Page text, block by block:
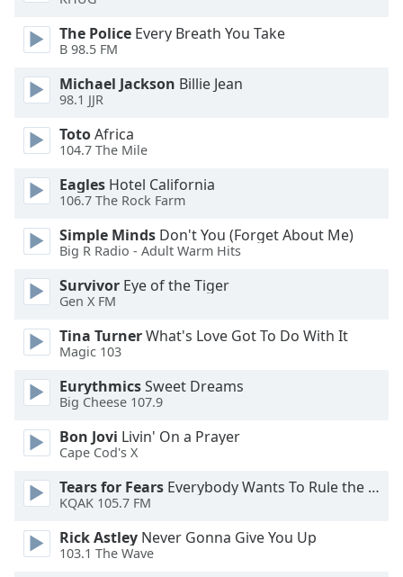
dialog
Escape
close
window.
Color
Background
Color
Opacity
Caption
Area
Background
The Police Every Breath You Take
B 98.5 FM
Michael Jackson Billie Jean
98.1 JJR
TotoAfrica
104.7 The Mile
Eagles Hotel California
106.7 The Rock Farm
Simple Minds Don't You (Forget About Me)
Big R Radio - Adult Warm Hits
Survivor Eye of the Tiger
Gen X FM
Tina TurnerWhat's Love Got To Do With It
Magic 103
EurythmicsSweet Dreams
Big Cheese 107.9
Bon Jovi Livin' On a Prayer
Cape Cod's X
Tears for Fears Everybody Wants To Rule the World
KQAK 105.7 FM
Rick Astley Never Gonna Give You Up
103.1 The Wave